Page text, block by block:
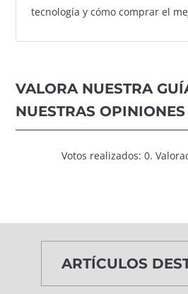
tecnología y cómo comprar el
VALORA NUESTRA
NUESTRAS OPINIONES
Votos realizados: 0.
ARTÍCULOS